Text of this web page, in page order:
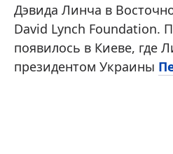
Дэвида Линча в
David Lynch Foundation.
появилось в Киеве, где
президентом Украины